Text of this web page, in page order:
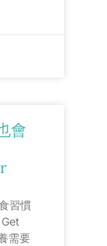
會
習慣
需要